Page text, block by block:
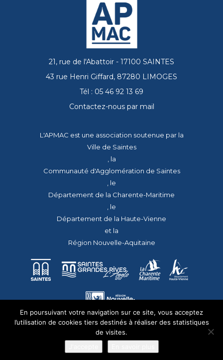
21, rue de l'Abattoir - 17100 SAINTES
43 rue Henri Giffard, 87280 LIMOGES
Tél : 05 46 92 13 69
Contactez-nous par mail
L'APMAC est une association soutenue par la
Ville de Saintes
, la
Communauté d'Agglomération de Saintes
, le
Département de la Charente-Maritime
, le
Département de la Haute-Vienne
et la
Région Nouvelle-Aquitaine
© 2026 - Tous droits réservés - apmac.fr - réalisation :
En poursuivant votre navigation sur ce site, vous acceptez
l’utilisation de cookies tiers destinés à réaliser des statistiques
de visites.